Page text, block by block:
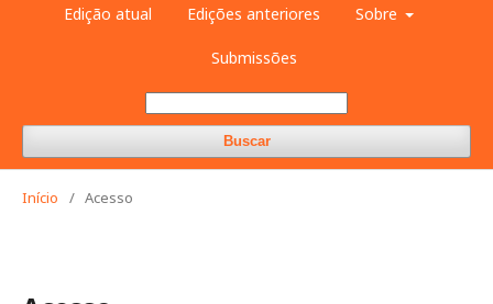
Edição atual Edições anteriores Sobre
Submissões
Buscar
Início / Acesso